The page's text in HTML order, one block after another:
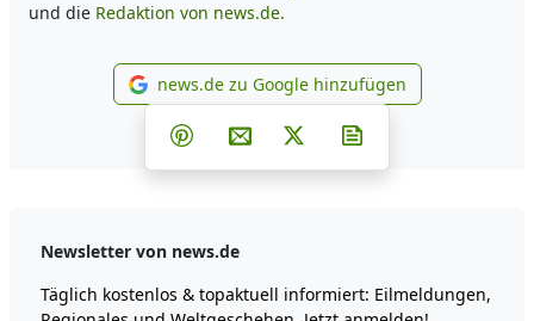
und die Redaktion von news.de.
news.de zu Google
news.de zu Google hinzufügen
Teilen auf Facebook
Teilen auf Whatsapp
Teilen auf Telegram
Teilen auf Pinterest
Per E-Mail teilen
Post auf X
Newsletter von news.de
Täglich kostenlos & topaktuell informiert: Eilmeldungen,